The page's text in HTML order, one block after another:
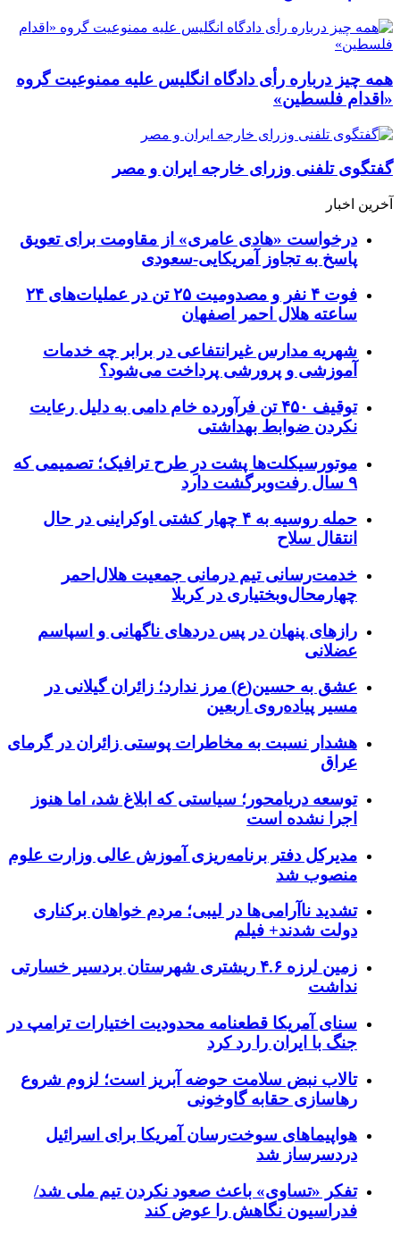
همه چیز درباره رأی دادگاه انگلیس علیه ممنوعیت گروه
«اقدام فلسطین»
گفتگوی تلفنی وزرای خارجه ایران و مصر
آخرین اخبار
درخواست «هادی عامری» از مقاومت برای تعویق
پاسخ به تجاوز آمریکایی-سعودی
فوت ۴ نفر و مصدومیت ۲۵ تن در عملیات‌های ۲۴
ساعته هلال احمر اصفهان
شهریه مدارس غیرانتفاعی در برابر چه خدمات
آموزشی و پرورشی پرداخت می‌شود؟
توقیف ۴۵۰ تن فرآورده خام دامی به دلیل رعایت
نکردن ضوابط بهداشتی
موتورسیکلت‌ها پشت درِ طرح ترافیک؛ تصمیمی که
۹ سال رفت‌وبرگشت دارد
حمله روسیه به ۴ چهار کشتی اوکراینی در حال
انتقال سلاح
خدمت‌رسانی تیم درمانی جمعیت هلال‌احمر
چهارمحال‌وبختیاری در کربلا
رازهای پنهان در پس دردهای ناگهانی و اسپاسم
عضلانی
عشق به حسین(ع) مرز ندارد؛ زائران گیلانی در
مسیر پیاده‌روی اربعین
هشدار نسبت به مخاطرات پوستی زائران در گرمای
عراق
توسعه دریامحور؛ سیاستی که ابلاغ شد، اما هنوز
اجرا نشده است
مدیرکل دفتر برنامه‌ریزی آموزش عالی وزارت علوم
منصوب شد
تشدید ناآرامی‌ها در لیبی؛ مردم خواهان برکناری
دولت شدند+ فیلم
زمین لرزه ۴.۶ ریشتری شهرستان بردسیر خسارتی
نداشت
سنای آمریکا قطعنامه محدودیت اختیارات ترامپ در
جنگ با ایران را رد کرد
تالاب نبض سلامت حوضه آبریز است؛ لزوم شروع
رهاسازی حقابه گاوخونی
هواپیماهای سوخت‌رسان آمریکا برای اسرائیل
دردسرساز شد
تفکر «تساوی» باعث صعود نکردن تیم ملی شد/
فدراسیون نگاهش را عوض کند